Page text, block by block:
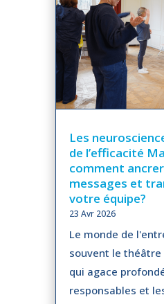
Les
de l’efficacité
comment
messages et
votre équipe?
23 Avr 2026
Le monde de
souvent le
qui agace
responsables et